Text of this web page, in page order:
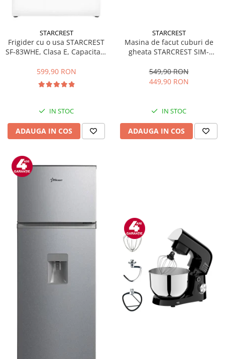
STARCREST
Frigider cu o usa STARCREST
SF-83WHE, Clasa E, Capacitate
Compartiment gheata, H 85
cm, Alb
599,90 RON
IN STOC
ADAUGA IN COS
STARCREST
Masina de facut cuburi de
gheata STARCREST SIM-
Doua dimensiuni pentru
cuburi, Rezervor apa 1.3 l,
549,90 RON
449,90 RON
IN STOC
ADAUGA IN COS